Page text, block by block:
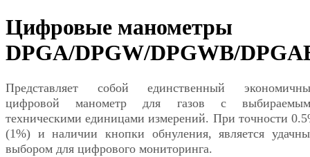
Цифровые манометры
DPGA/DPGW/DPGWB/
Представляет собой единственный
цифровой манометр для газов с
техническими единицами измерений. При точности
(1%) и наличии кнопки обнуления, является
выбором для цифрового мониторинга.